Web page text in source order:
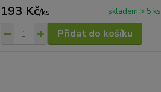
193 Kč/ks skladem > 5 ks
Přidat do košíku